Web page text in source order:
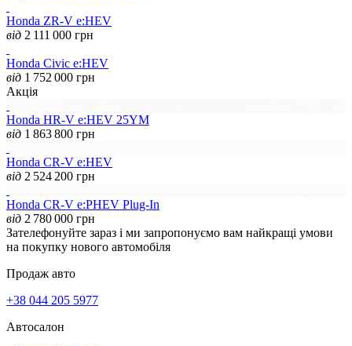
Honda ZR-V e:HEV
від 2 111 000 грн
Honda Civic e:HEV
від 1 752 000 грн
Акція
Honda HR-V e:HEV 25YM
від 1 863 800 грн
Honda CR-V e:HEV
від 2 524 200 грн
Honda CR-V e:PHEV Plug-In
від 2 780 000 грн
Зателефонуйте зараз і ми запропонуємо вам найкращі умови
на покупку нового автомобіля
Продаж авто
+38 044 205 5977
Автосалон